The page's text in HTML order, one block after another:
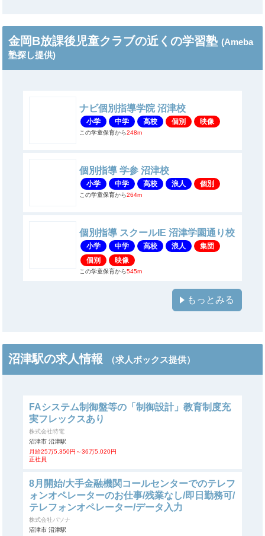
金岡B放課後児童クラブの近くの学習塾 (Ameba
塾探し提供)
ナビ個別指導学院 沼津校
小学 中学 高校 個別 映像
この学童保育から248m
個別指導 学参 沼津校
小学 中学 高校 浪人 個別
この学童保育から264m
個別指導 スクールIE 沼津学園通り校
小学 中学 高校 浪人
集団
個別
映像
この学童保育から545m
もっとみる
沼津駅の求人情報 （求人ボックス提供）
FAシステム制御盤等の「制御設計」教育制度充
実フレックスあり
株式会社特電
沼津市 沼津駅
月給25万5,350円～36万5,020円
正社員
8月開始/大手金融機関コールセンターでのテレフ
ォンオペレーターのお仕事/残業なし/即日勤務可/
テレフォンオペレーター/データ入力
株式会社パソナ
沼津市 沼津駅